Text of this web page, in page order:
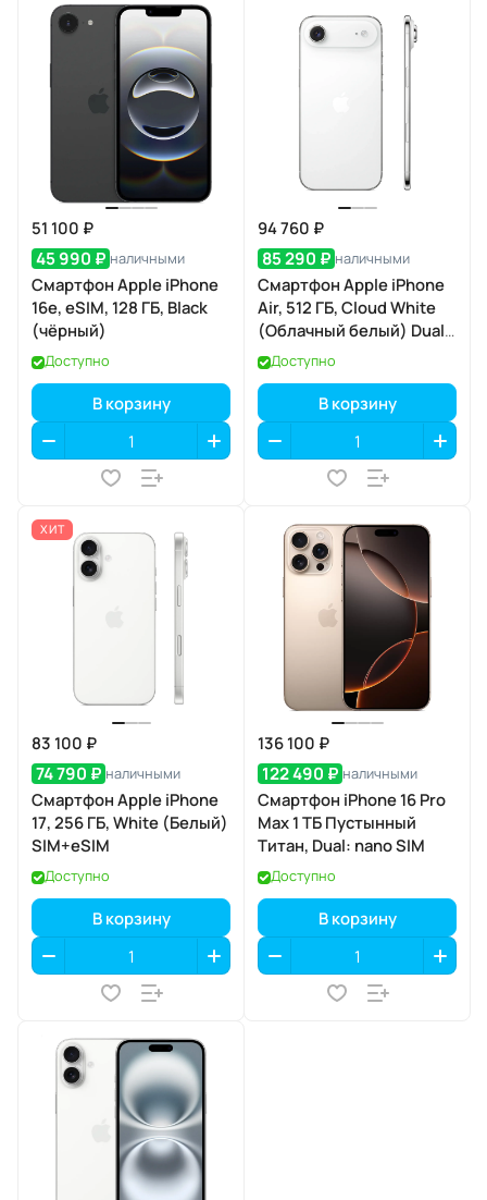
51 100 ₽
45 990 ₽ наличными
Смартфон Apple iPhone
16e, eSIM, 128 ГБ, Black
(чёрный)
Доступно
В корзину
94 760 ₽
85 290 ₽ наличными
Смартфон Apple iPhone
Air, 512 ГБ, Cloud White
(Облачный белый) Dual
eSIM
Доступно
В корзину
ХИТ
83 100 ₽
74 790 ₽ наличными
Смартфон Apple iPhone
17, 256 ГБ, White (Белый)
SIM+eSIM
Доступно
В корзину
136 100 ₽
122 490 ₽ наличными
Смартфон iPhone 16 Pro
Max 1 ТБ Пустынный
Титан, Dual: nano SIM
Доступно
В корзину